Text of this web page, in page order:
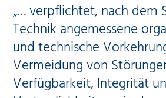
„… verpflichtet, nach dem
Technik angemessene
und technische
Vermeidung von
Verfügbarkeit, Integrität